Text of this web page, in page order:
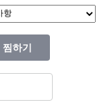
찜하기